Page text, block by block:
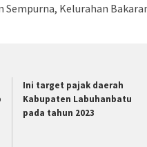
Sempurna, Kelurahan
Ini target pajak daerah
Kabupaten Labuhanbatu
pada tahun 2023